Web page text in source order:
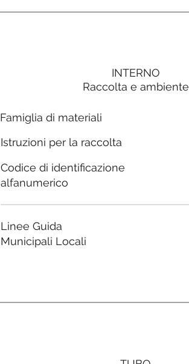
INTERNO
Raccolta e ambiente
Famiglia di materiali
Istruzioni per la raccolta
Codice di identificazione
alfanumerico
Linee Guida
Municipali Locali